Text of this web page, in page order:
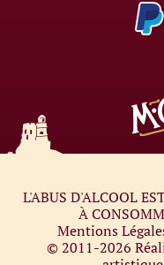
L'ABUS D'ALCOOL
À
Mentions
© 2011-2026